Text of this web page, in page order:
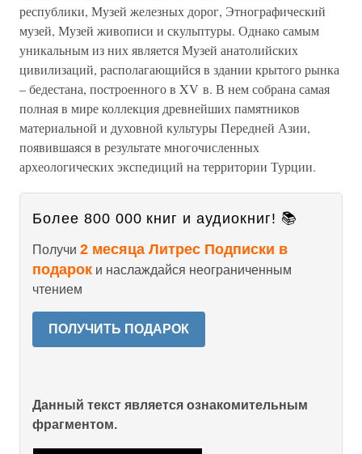
республики, Музей железных дорог, Этнографический
музей, Музей живописи и скульптуры. Однако самым
уникальным из них является Музей анатолийских
цивилизаций, располагающийся в здании крытого рынка
– бедестана, построенного в XV в. В нем собрана самая
полная в мире коллекция древнейших памятников
материальной и духовной культуры Передней Азии,
появившаяся в результате многочисленных
археологических экспедиций на территории Турции.
Более 800 000 книг и аудиокниг! 📚
Получи 2 месяца Литрес Подписки в
подарок и наслаждайся неограниченным
чтением
ПОЛУЧИТЬ ПОДАРОК
Данный текст является ознакомительным
фрагментом.